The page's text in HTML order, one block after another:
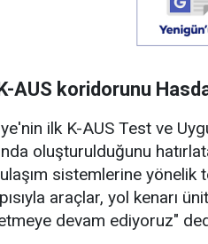
AUS koridorunu
ilk K-AUS Test ve
oluşturulduğunu
ulaşım sistemlerine
araçlar, yol kenarı
devam ediyoruz"